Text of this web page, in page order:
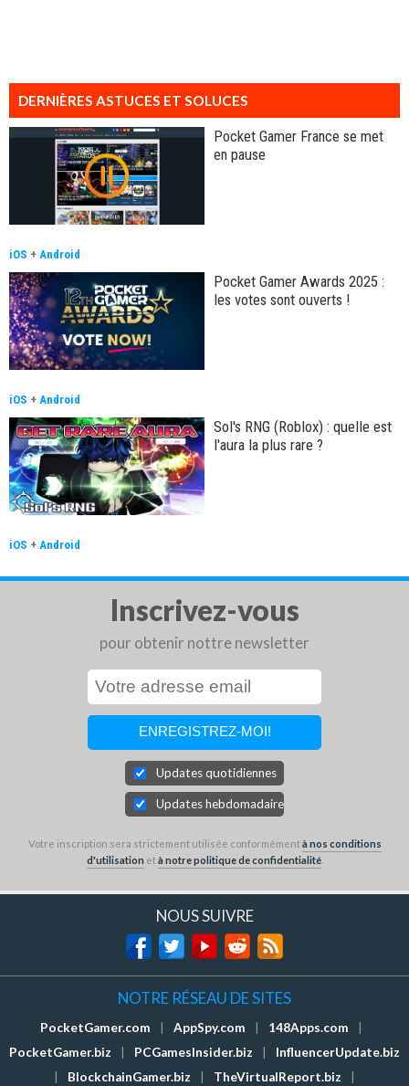
DERNIÈRES ASTUCES ET SOLUCES
Pocket Gamer France se met
en pause
iOS + Android
Pocket Gamer Awards 2025 :
les votes sont ouverts !
iOS + Android
Sol's RNG (Roblox) : quelle est
l'aura la plus rare ?
iOS + Android
Inscrivez-vous
pour obtenir nottre newsletter
Updates quotidiennes
Updates hebdomadaires
Votre inscription sera strictement utilisée conformémentà nos conditions
d'utilisation età notre politique de confidentialité.
NOUS SUIVRE
NOTRE RÉSEAU DE SITES
PocketGamer.com AppSpy.com 148Apps.com
PocketGamer.biz
PCGamesInsider.biz
InfluencerUpdate.biz
BlockchainGamer.biz TheVirtualReport.biz